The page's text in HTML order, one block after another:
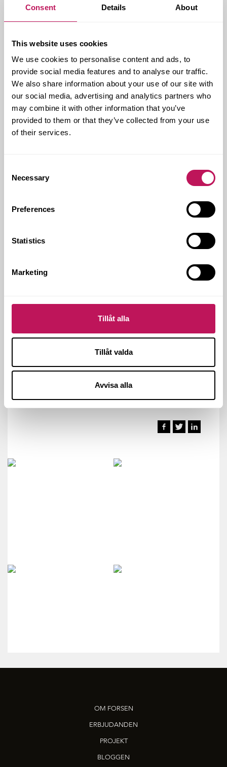
Consent Details About
This website uses cookies
We use cookies to personalise content and ads, to
provide social media features and to analyse our traffic.
We also share information about your use of our site with
our social media, advertising and analytics partners who
may combine it with other information that you’ve
provided to them or that they’ve collected from your use
of their services.
Selection
Necessary
Preferences
Statistics
Marketing
Tillåt alla
Tillåt valda
Avvisa alla
som den samhällsbyggare vi vill vara. Vi är delaktiga i
fram till att husen är färdiga och besiktigade.
några exempel på projekt där vi har fått ett stort
förtroende.
Våra marknads- och HR-avdelningar har under året
bidragit till detta genom sitt fortsatta arbete för att
göra Forsen mer känt och attraktivt – bland annat i
Almedalen, på mässan Business Arena samt genom
våra filmer och vår prisnominerade publikation Forsen
arbetskraften. Därför är jag extra stolt och glad över
att vår personalomsättning har sjunkit under året, och
Great Place To Work Institutes topplista över Sveriges
bästa arbetsplatser.
jämställdhetsarbete – idag har vi jämställd
könsfördelning både i företagsledningen och bland
företag, där det finns utrymme att våga
experimentera med nya metoder och arbetssätt, där
medarbetare är klasscoacher hos My Dream Now, som
hjälper högstadie- och gymnasieelever ut i arbetslivet.
att göra karriär. Ett företag som 2017 överträffade alla
framtidstro.
OM FORSEN
ERBJUDANDEN
PROJEKT
BLOGGEN